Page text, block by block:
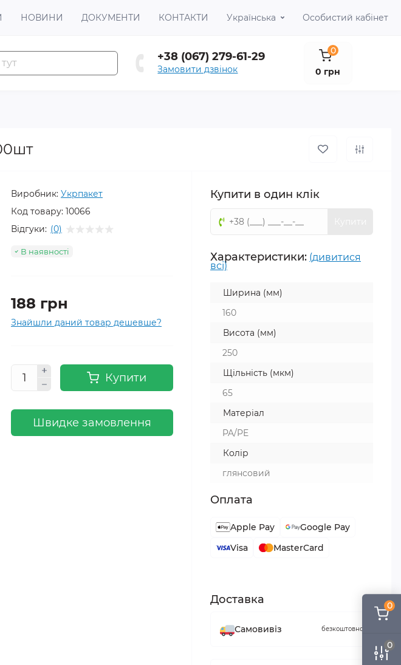
0
0
НОВИНИ ДОКУМЕНТИ КОНТАКТИ Українська Особистий кабінет
+38 (067) 279-61-29
Замовити дзвінок
0
0 грн
Виробник: Укрпакет
Код товару: 10066
Відгуки: (0)
В наявності
188 грн
Знайшли даний товар дешевше?
Купити
Швидке замовлення
Купити в один клік
Характеристики: (дивитися
всі)
Ширина (мм)
160
Висота (мм)
250
Щільність (мкм)
65
Матеріал
PA/PE
Колір
глянсовий
Оплата
Apple Pay
Google Pay
Visa
MasterCard
Доставка
Самовивіз безкоштовно